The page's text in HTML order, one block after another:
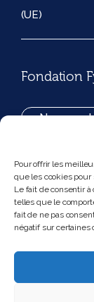
Pour offrir les
que les cookies pour
Le fait de consentir
telles que le
fait de ne pas
négatif sur certaines
(UE)
Fondation
Nous
194, rue de
Nous suivre